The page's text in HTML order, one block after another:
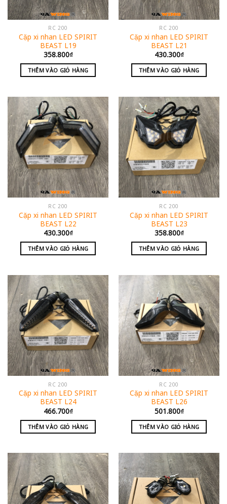
RC 200
Cặp xi nhan LED SPIRIT
BEAST L19
358.800₫
THÊM VÀO GIỎ HÀNG
RC 200
Cặp xi nhan LED SPIRIT
BEAST L21
430.300₫
THÊM VÀO GIỎ HÀNG
RC 200
Cặp xi nhan LED SPIRIT
BEAST L22
430.300₫
THÊM VÀO GIỎ HÀNG
RC 200
Cặp xi nhan LED SPIRIT
BEAST L23
358.800₫
THÊM VÀO GIỎ HÀNG
RC 200
Cặp xi nhan LED SPIRIT
BEAST L24
466.700₫
THÊM VÀO GIỎ HÀNG
RC 200
Cặp xi nhan LED SPIRIT
BEAST L26
501.800₫
THÊM VÀO GIỎ HÀNG